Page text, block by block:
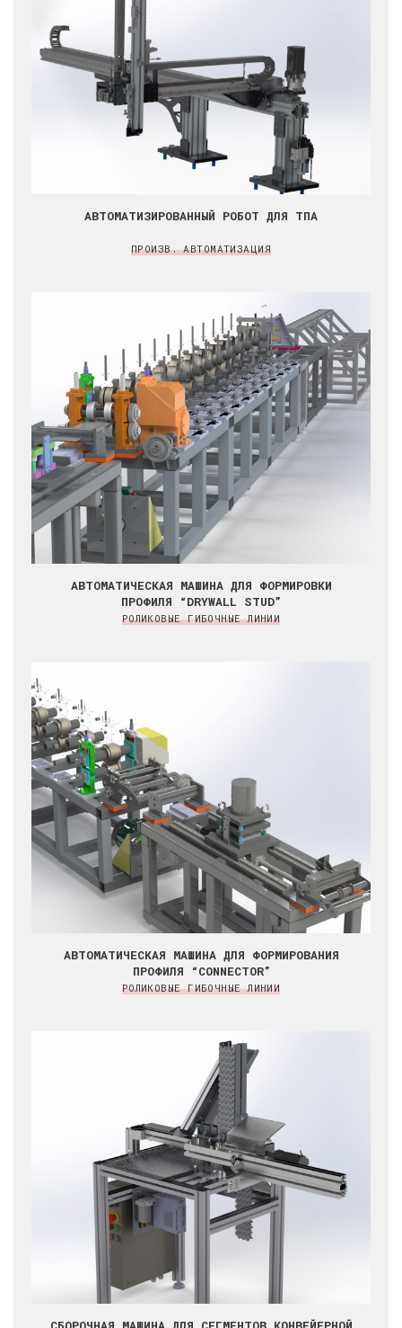
АВТОМАТИЗИРОВАННЫЙ РОБОТ ДЛЯ ТПА
ПРОИЗВ. АВТОМАТИЗАЦИЯ
АВТОМАТИЧЕСКАЯ МАШИНА ДЛЯ ФОРМИРОВКИ
ПРОФИЛЯ “DRYWALL STUD”
РОЛИКОВЫЕ ГИБОЧНЫЕ ЛИНИИ
АВТОМАТИЧЕСКАЯ МАШИНА ДЛЯ ФОРМИРОВАНИЯ
ПРОФИЛЯ “CONNECTOR”
РОЛИКОВЫЕ ГИБОЧНЫЕ ЛИНИИ